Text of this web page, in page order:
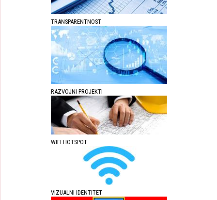
TRANSPARENTNOST
RAZVOJNI PROJEKTI
WIFI HOTSPOT
VIZUALNI IDENTITET